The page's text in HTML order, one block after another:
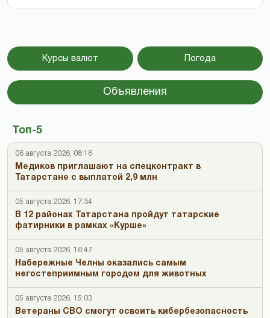
Курсы валют Погода
Объявления
Топ-5
06 августа 2026, 08:16
Медиков приглашают на спецконтракт в
Татарстане с выплатой 2,9 млн
05 августа 2026, 17:34
В 12 районах Татарстана пройдут татарские
фатирники в рамках «Курше»
05 августа 2026, 16:47
Набережные Челны оказались самым
негостеприимным городом для животных
05 августа 2026, 15:03
Ветераны СВО смогут освоить кибербезопасность